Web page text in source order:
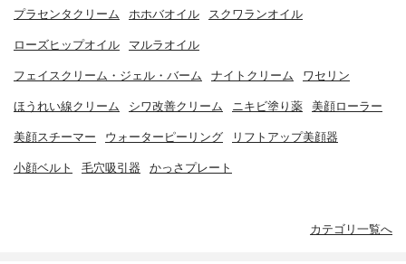
プラセンタクリーム ホホバオイル スクワランオイル
ローズヒップオイル マルラオイル
フェイスクリーム・ジェル・バーム ナイトクリーム ワセリン
ほうれい線クリーム シワ改善クリーム ニキビ塗り薬 美顔ローラー
美顔スチーマー ウォーターピーリング リフトアップ美顔器
小顔ベルト 毛穴吸引器 かっさプレート
カテゴリ一覧へ